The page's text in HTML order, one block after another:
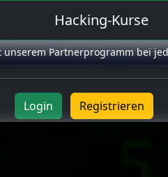
Hacking-Kurse
Partnerprogramm bei
Login Registrieren